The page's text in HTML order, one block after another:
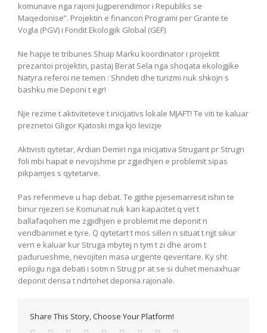
komunave nga rajoni Jugperendimor i Republiks se
Maqedonise”. Projektin e financon Programi per Grante te
Vogla (PGV) i Fondit Ekologjik Global (GEF).
Ne hapje te tribunes Shuip Marku koordinator i projektit
prezantoi projektin, pastaj Berat Sela nga shoqata ekologjike
Natyra referoi ne temen : Shndeti dhe turizmi nuk shkojn s
bashku me Deponi t egr!
Nje rezime t aktiviteteve t inicijativs lokale MJAFT! Te viti te kaluar
preznetoi Gligor Kjatoski mga kjo levizje
Aktivisti qytetar, Ardian Demiri nga inicijativa Strugant pr Strugn
foli mbi hapat e nevojshme pr zgjedhjen e problemit sipas
pikpamjes s qytetarve.
Pas referimeve u hap debat. Te gjithe pjesemarresit ishin te
binur njezeri se Komunat nuk kan kapacitet q vet t
ballafaqohen me zgjidhjen e problemit me deponit n
vendbanimet e tyre. Q qytetart t mos sillen n situat t njjt sikur
vern e kaluar kur Struga mbytej n tym t zi dhe arom t
padurueshme, nevojiten masa urgjente qeveritare. Ky sht
epilogu nga debati i sotm n Strug pr at se si duhet menaxhuar
deponit derisa t ndrtohet deponia rajonale.
Share This Story, Choose Your Platform!